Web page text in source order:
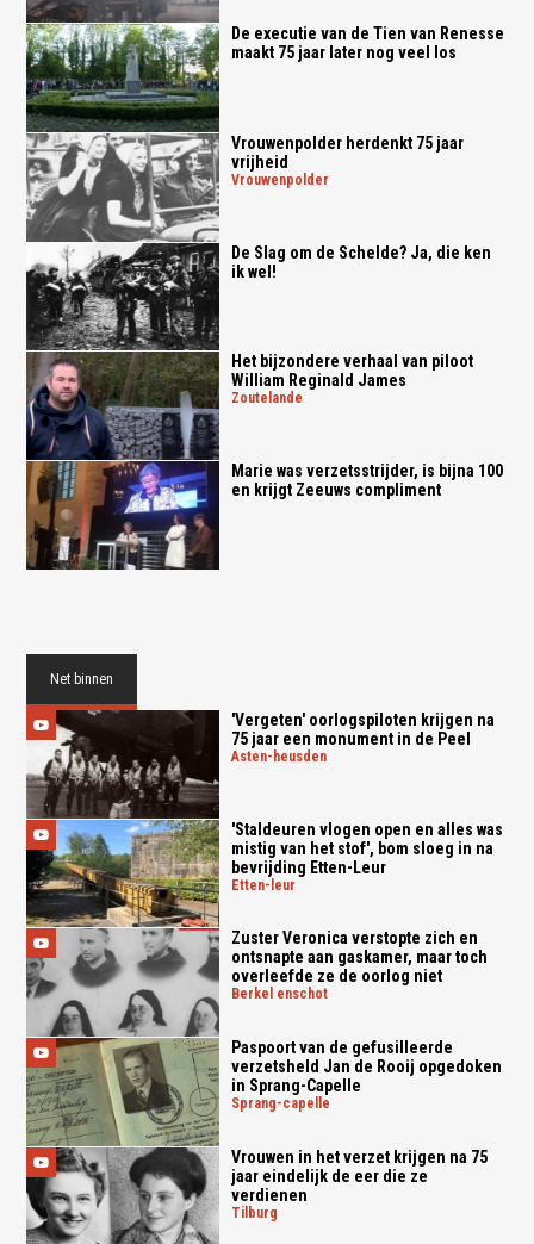
De executie van de Tien van Renesse
maakt 75 jaar later nog veel los
Vrouwenpolder herdenkt 75 jaar
vrijheid
vrouwenpolder
De Slag om de Schelde? Ja, die ken
ik wel!
Het bijzondere verhaal van piloot
William Reginald James
zoutelande
Marie was verzetsstrijder, is bijna 100
en krijgt Zeeuws compliment
Net binnen
'Vergeten' oorlogspiloten krijgen na
75 jaar een monument in de Peel
asten-heusden
'Staldeuren vlogen open en alles was
mistig van het stof', bom sloeg in na
bevrijding Etten-Leur
etten-leur
Zuster Veronica verstopte zich en
ontsnapte aan gaskamer, maar toch
overleefde ze de oorlog niet
berkel enschot
Paspoort van de gefusilleerde
verzetsheld Jan de Rooij opgedoken
in Sprang-Capelle
sprang-capelle
Vrouwen in het verzet krijgen na 75
jaar eindelijk de eer die ze
verdienen
tilburg